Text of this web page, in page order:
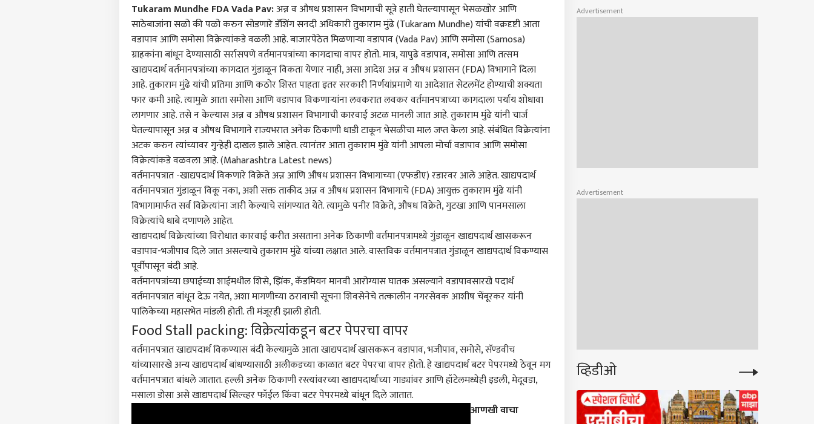
Tukaram Mundhe FDA Vada Pav:अन्न व औषध प्रशासन विभागाची सूत्रे हाती घेतल्यापासून भेसळखोर आणि
साठेबाजांना सळो की पळो करुन सोडणारे डॅशिंग सनदी अधिकारी तुकाराम मुंढे (Tukaram Mundhe) यांची वक्रदृष्टी आता
वडापाव आणि समोसा विक्रेत्यांकडे वळली आहे. बाजारपेठेत मिळणाऱ्या वडापाव (Vada Pav) आणि समोसा (Samosa)
ग्राहकांना बांधून देण्यासाठी सर्रासपणे वर्तमानपत्रांच्या कागदाचा वापर होतो. मात्र, यापुढे वडापाव, समोसा आणि तत्सम
खाद्यपदार्थ वर्तमानपत्रांच्या कागदात गुंडाळून विकता येणार नाही, असा आदेश अन्न व औषध प्रशासन (FDA) विभागाने दिला
आहे. तुकाराम मुंढे यांची प्रतिमा आणि कठोर शिस्त पाहता इतर सरकारी निर्णयांप्रमाणे या आदेशात सेटलमेंट होण्याची शक्यता
फार कमी आहे. त्यामुळे आता समोसा आणि वडापाव विकणाऱ्यांना लवकरात लवकर वर्तमानपत्राच्या कागदाला पर्याय शोधावा
लागणार आहे. तसे न केल्यास अन्न व औषध प्रशासन विभागाची कारवाई अटळ मानली जात आहे. तुकाराम मुंढे यांनी चार्ज
घेतल्यापासून अन्न व औषध विभागाने राज्यभरात अनेक ठिकाणी धाडी टाकून भेसळीचा माल जप्त केला आहे. संबंधित विक्रेत्यांना
अटक करुन त्यांच्यावर गुन्हेही दाखल झाले आहेत. त्यानंतर आता तुकाराम मुंढे यांनी आपला मोर्चा वडापाव आणि समोसा
विक्रेत्यांकडे वळवला आहे. (Maharashtra Latest news)
वर्तमानपत्रात -खाद्यपदार्थ विकणारे विक्रेते अन्न आणि औषध प्रशासन विभागाच्या (एफडीए) रडारवर आले आहेत. खाद्यपदार्थ
वर्तमानपत्रात गुंडाळून विकू नका, अशी सक्त ताकीद अन्न व औषध प्रशासन विभागाचे (FDA) आयुक्त तुकाराम मुंढे यांनी
विभागामार्फत सर्व विक्रेत्यांना जारी केल्याचे सांगण्यात येते. त्यामुळे पनीर विक्रेते, औषध विक्रेते, गुटखा आणि पानमसाला
विक्रेत्यांचे धाबे दणाणले आहेत.
खाद्यपदार्थ विक्रेत्यांच्या विरोधात कारवाई करीत असताना अनेक ठिकाणी वर्तमानपत्रामध्ये गुंडाळून खाद्यपदार्थ खासकरून
वडापाव-भजीपाव दिले जात असल्याचे तुकाराम मुंढे यांच्या लक्षात आले. वास्तविक वर्तमानपत्रात गुंडाळून खाद्यपदार्थ विकण्यास
पूर्वीपासून बंदी आहे.
वर्तमानपत्रांच्या छपाईच्या शाईमधील शिसे, झिंक, कॅडमियन मानवी आरोग्यास घातक असल्याने वडापावसारखे पदार्थ
वर्तमानपत्रात बांधून देऊ नयेत, अशा मागणीच्या ठरावाची सूचना शिवसेनेचे तत्कालीन नगरसेवक आशीष चेंबूरकर यांनी
पालिकेच्या महासभेत मांडली होती. ती मंजूरही झाली होती.
Food Stall packing: विक्रेत्यांकडून बटर पेपरचा वापर
वर्तमानपत्रात खाद्यपदार्थ विकण्यास बंदी केल्यामुळे आता खाद्यपदार्थ खासकरून वडापाव, भजीपाव, समोसे, सॅण्डवीच
यांच्यासारखे अन्य खाद्यपदार्थ बांधण्यासाठी अलीकडच्या काळात बटर पेपरचा वापर होतो. हे खाद्यपदार्थ बटर पेपरमध्ये ठेवून मग
वर्तमानपत्रात बांधले जातात. हल्ली अनेक ठिकाणी रस्त्यांवरच्या खाद्यपदार्थांच्या गाड्यांवर आणि हॉटेलमध्येही इडली, मेदूवडा,
मसाला डोसा असे खाद्यपदार्थ सिल्व्हर फॉईल किंवा बटर पेपरमध्ये बांधून दिले जातात.
आणखी वाचा
सुनावणीत काय घडलं?
Advertisement
Advertisement
व्हिडीओ